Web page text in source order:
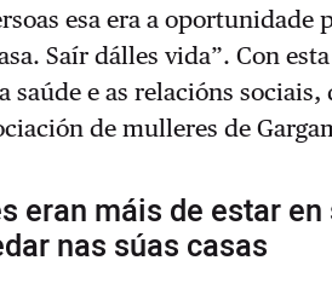
esa era a oportunidade
Saír dálles vida”. Con
saúde e as relacións
de mulleres de
eran máis de estar
nas súas casas